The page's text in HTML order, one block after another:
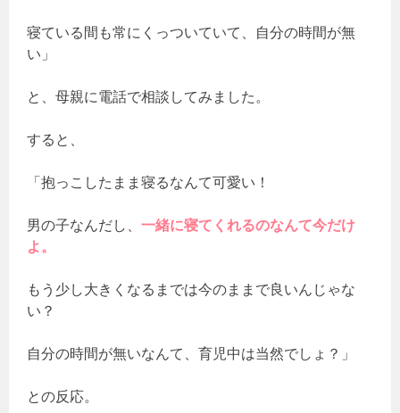
寝ている間も常にくっついていて、自分の時間が無
い」
と、母親に電話で相談してみました。
すると、
「抱っこしたまま寝るなんて可愛い！
男の子なんだし、一緒に寝てくれるのなんて今だけ
よ。
もう少し大きくなるまでは今のままで良いんじゃな
い？
自分の時間が無いなんて、育児中は当然でしょ？」
との反応。